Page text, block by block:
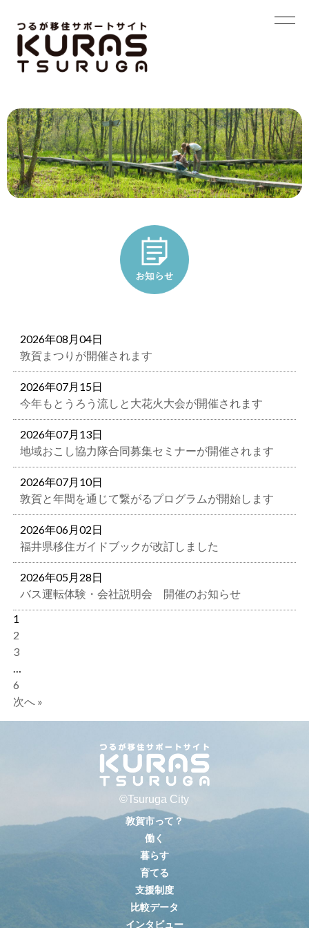
2026年08月04日
敦賀まつりが開催されます
2026年07月15日
今年もとうろう流しと大花火大会が開催されます
2026年07月13日
地域おこし協力隊合同募集セミナーが開催されます
2026年07月10日
敦賀と年間を通じて繋がるプログラムが開始します
2026年06月02日
福井県移住ガイドブックが改訂しました
2026年05月28日
バス運転体験・会社説明会 開催のお知らせ
1
2
3
…
6
次へ »
©Tsuruga City
敦賀市って？
働く
暮らす
育てる
支援制度
比較データ
インタビュー